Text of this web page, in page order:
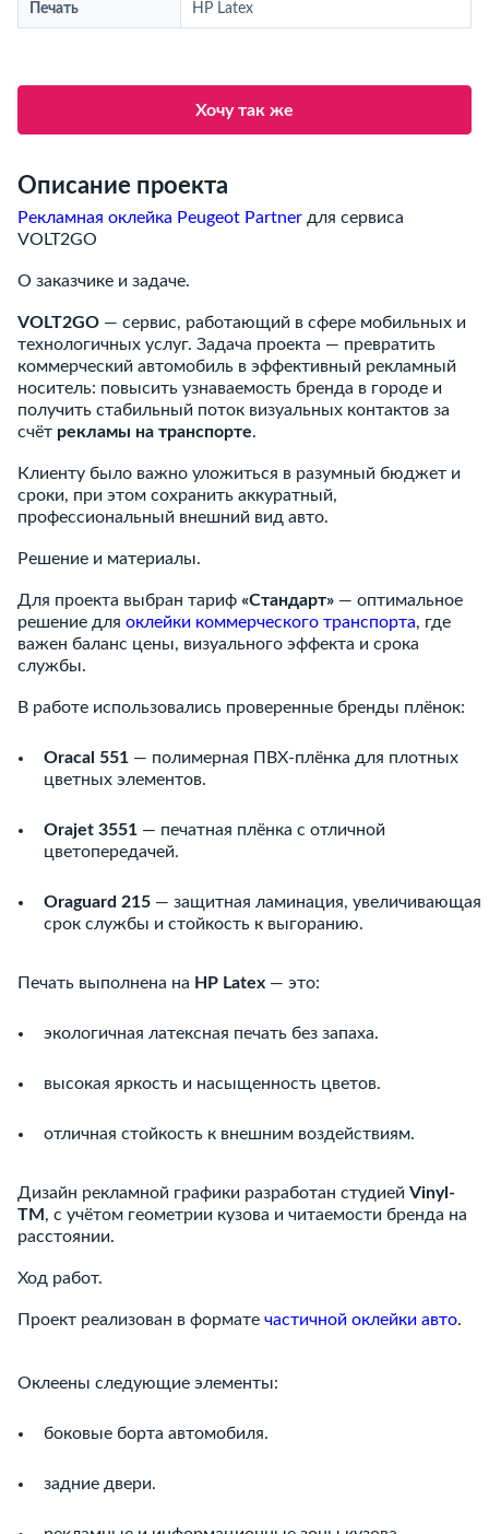
Печать HP Latex
Хочу так же
Описание проекта
Рекламная оклейка Peugeot Partner для сервиса
VOLT2GO
О заказчике и задаче.
VOLT2GO — сервис, работающий в сфере мобильных и
технологичных услуг. Задача проекта — превратить
коммерческий автомобиль в эффективный рекламный
носитель: повысить узнаваемость бренда в городе и
получить стабильный поток визуальных контактов за
счёт рекламы на транспорте.
Клиенту было важно уложиться в разумный бюджет и
сроки, при этом сохранить аккуратный,
профессиональный внешний вид авто.
Решение и материалы.
Для проекта выбран тариф «Стандарт» — оптимальное
решение для оклейки коммерческого транспорта, где
важен баланс цены, визуального эффекта и срока
службы.
В работе использовались проверенные бренды плёнок:
Oracal 551 — полимерная ПВХ-плёнка для плотных
цветных элементов.
Orajet 3551 — печатная плёнка с отличной
цветопередачей.
Oraguard 215 — защитная ламинация, увеличивающая
срок службы и стойкость к выгоранию.
Печать выполнена на HP Latex — это:
экологичная латексная печать без запаха.
высокая яркость и насыщенность цветов.
отличная стойкость к внешним воздействиям.
Дизайн рекламной графики разработан студией Vinyl-
TM , с учётом геометрии кузова и читаемости бренда на
расстоянии.
Ход работ.
Проект реализован в формате частичной оклейки авто.
Оклеены следующие элементы:
боковые борта автомобиля.
задние двери.